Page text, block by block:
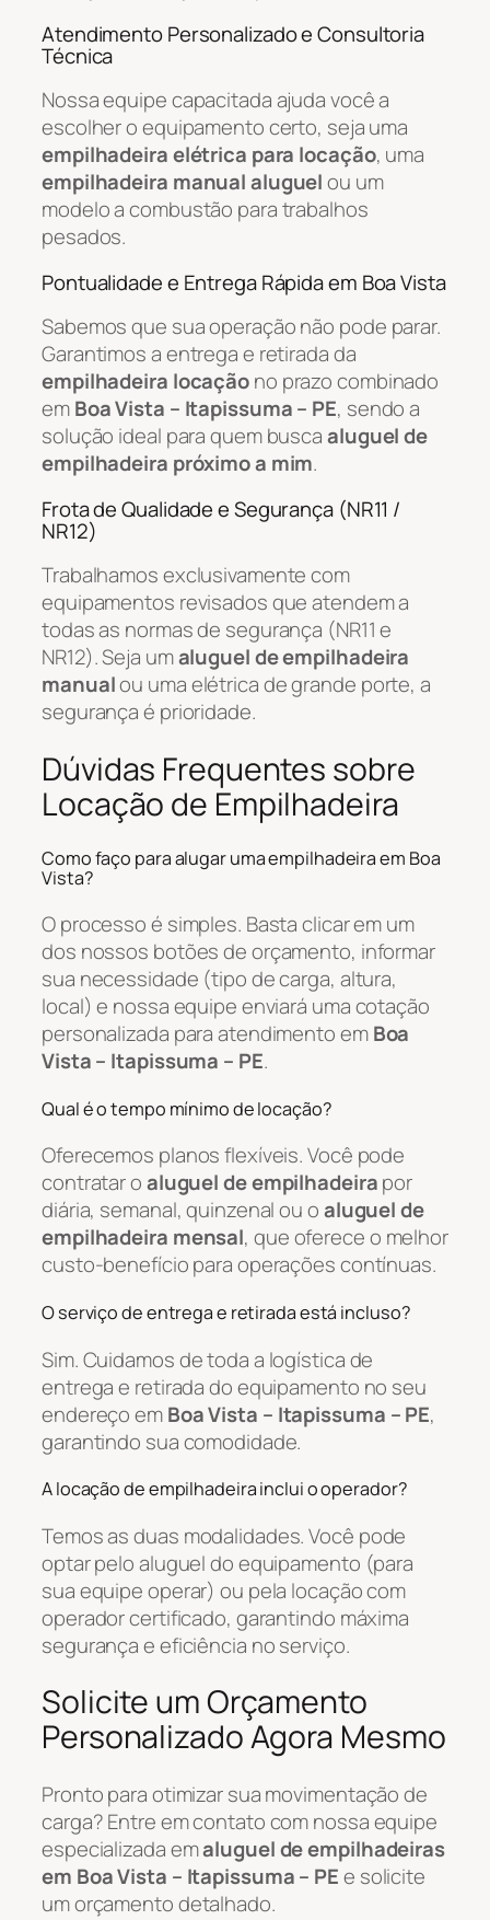
Atendimento Personalizado e Consultoria
Técnica
Nossa equipe capacitada ajuda você a
escolher o equipamento certo, seja uma
empilhadeira elétrica para locação, uma
empilhadeira manual aluguelou um
modelo a combustão para trabalhos
pesados.
Pontualidade e Entrega Rápida em Boa Vista
Sabemos que sua operação não pode parar.
Garantimos a entrega e retirada da
empilhadeira locaçãono prazo combinado
emBoa Vista – Itapissuma – PE, sendo a
solução ideal para quem buscaaluguel de
empilhadeira próximo a mim.
Frota de Qualidade e Segurança (NR11 /
NR12)
Trabalhamos exclusivamente com
equipamentos revisados que atendem a
todas as normas de segurança (NR11 e
NR12). Seja umaluguel de empilhadeira
manualou uma elétrica de grande porte, a
segurança é prioridade.
Dúvidas Frequentes sobre
Locação de Empilhadeira
Como faço para alugar uma empilhadeira em Boa
Vista?
O processo é simples. Basta clicar em um
dos nossos botões de orçamento, informar
sua necessidade (tipo de carga, altura,
local) e nossa equipe enviará uma cotação
personalizada para atendimento emBoa
Vista – Itapissuma – PE.
Qual é o tempo mínimo de locação?
Oferecemos planos flexíveis. Você pode
contratar oaluguel de empilhadeirapor
diária, semanal, quinzenal ou oaluguel de
empilhadeira mensal, que oferece o melhor
custo-benefício para operações contínuas.
O serviço de entrega e retirada está incluso?
Sim. Cuidamos de toda a logística de
entrega e retirada do equipamento no seu
endereço emBoa Vista – Itapissuma – PE,
garantindo sua comodidade.
A locação de empilhadeira inclui o operador?
Temos as duas modalidades. Você pode
optar pelo aluguel do equipamento (para
sua equipe operar) ou pela locação com
operador certificado, garantindo máxima
segurança e eficiência no serviço.
Solicite um Orçamento
Personalizado Agora Mesmo
Pronto para otimizar sua movimentação de
carga? Entre em contato com nossa equipe
especializada emaluguel de empilhadeiras
em Boa Vista – Itapissuma – PEe solicite
um orçamento detalhado.